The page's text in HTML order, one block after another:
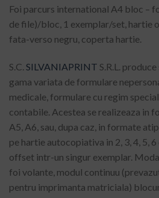
Foi parcurs international A4 bloc –
de file)/bloc, 1 exemplar/set, hartie
fata-verso negru, coperta hartie.
S.C. SILVANIAPRINT S.R.L.
gama variata de formulare
medicale, formulare cu regim
contabile. Acestea se realizeaza in
A5, A6, sau, dupa caz, in formate
pe hartie autocopiativa in 2, 3, 4, 5,
offset intr-un singur exemplar.
foi volante, modul continuu
pentru imprimanta matriciala)